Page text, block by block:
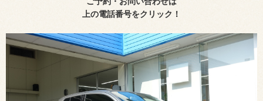
上の電話番号をクリック！